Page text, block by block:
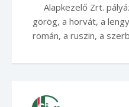
Alapkezelő Zrt.
görög, a horvát, a
román, a ruszin, a